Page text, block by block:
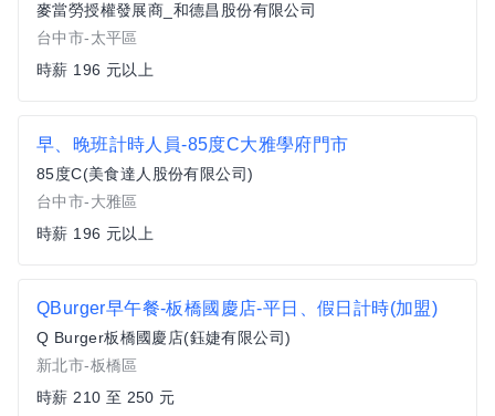
麥當勞授權發展商_和德昌股份有限公司
台中市-太平區
時薪 196 元以上
早、晚班計時人員-85度C大雅學府門市
85度C(美食達人股份有限公司)
台中市-大雅區
時薪 196 元以上
QBurger早午餐-板橋國慶店-平日、假日計時(加盟)
Q Burger板橋國慶店(鈺婕有限公司)
新北市-板橋區
時薪 210 至 250 元